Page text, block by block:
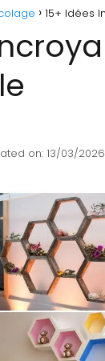
15+ Idées
on: 13/03/2026